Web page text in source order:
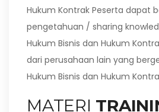
Hukum Kontrak Peserta dapat
pengetahuan / sharing
Hukum Bisnis dan Hukum
dari perusahaan lain yang
Hukum Bisnis dan Hukum
MATERI